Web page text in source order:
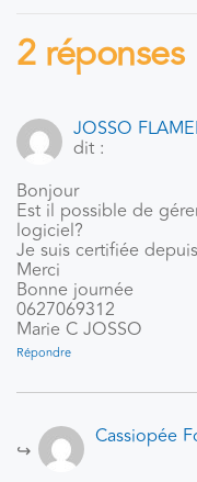
2 réponses
JOSSO
dit :
Bonjour
Est il possible de
logiciel?
Je suis certifiée
Merci
Bonne journée
0627069312
Marie C JOSSO
Répondre
Cassiopée